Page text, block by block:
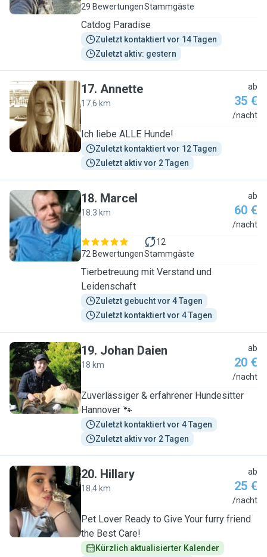
29 BewertungenStammgäste
Catdog Paradise
Zuletzt kontaktiert vor 14 Tagen
Zuletzt aktiv: gestern
A
17. Annette
17.6 km
ab
35 €
/nacht
Ich liebe ALLE Hunde!
Zuletzt kontaktiert vor 12 Tagen
Zuletzt aktiv vor 2 Tagen
M
18. Marcel
18.3 km
ab
60 €
/nacht
72 Bewertungen
12
Stammgäste
Tierbetreuung mit Verstand und
Leidenschaft
Zuletzt gebucht vor 4 Tagen
Zuletzt kontaktiert vor 4 Tagen
J
19. Johan Daien
18 km
ab
20 €
/nacht
Zuverlässiger & erfahrener Hundesitter
Hannover 🐾
Zuletzt kontaktiert vor 4 Tagen
Zuletzt aktiv vor 2 Tagen
H
20. Hillary
18.4 km
ab
25 €
/nacht
Pet Lover Ready to Give Your furry friend
the Best Care!
Kürzlich aktualisierter Kalender